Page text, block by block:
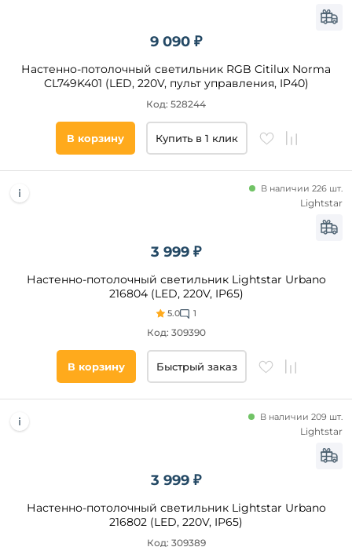
9 090 ₽
Настенно-потолочный светильник RGB Citilux Norma
CL749K401 (LED, 220V, пульт управления, IP40)
Код: 528244
В корзину Купить в 1 клик
3 999 ₽
Настенно-потолочный светильник Lightstar Urbano
216804 (LED, 220V, IP65)
5.0 1
В наличии 226 шт.
Код: 309390
Lightstar
В корзину Быстрый заказ
3 999 ₽
Настенно-потолочный светильник Lightstar Urbano
216802 (LED, 220V, IP65)
В наличии 209 шт.
Код: 309389
Lightstar